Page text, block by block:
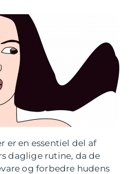
er en essentiel del af
daglige rutine, da de
og forbedre hudens